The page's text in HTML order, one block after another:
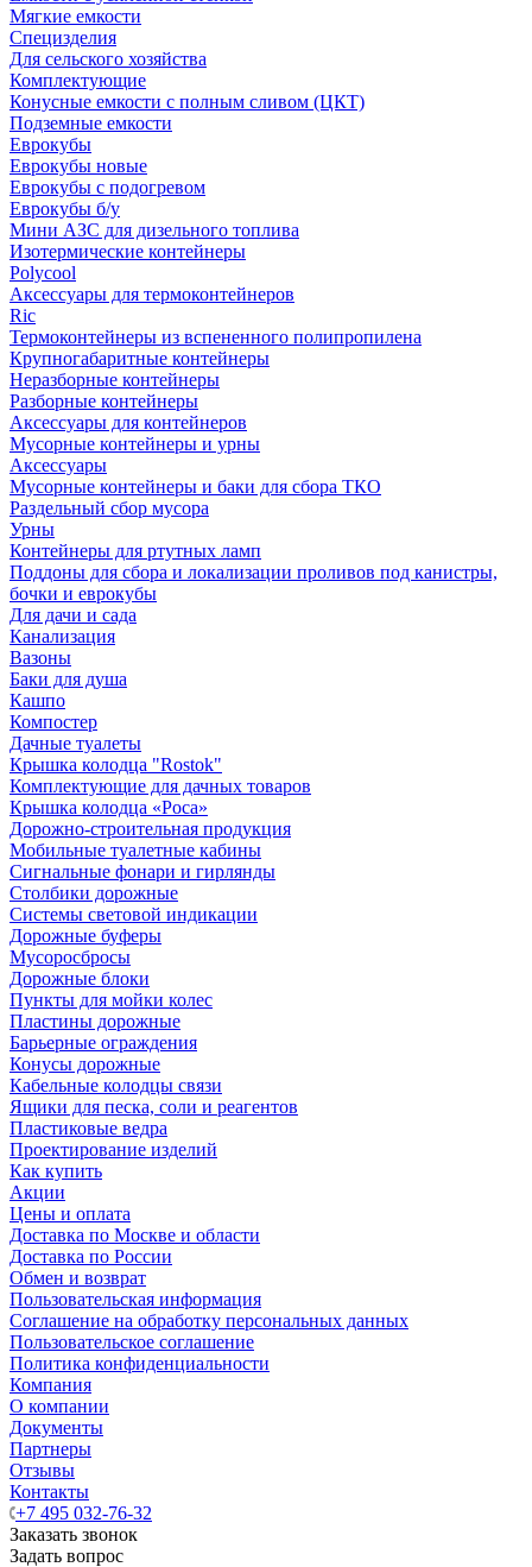
Мягкие емкости
Специзделия
Для сельского хозяйства
Комплектующие
Конусные емкости с полным сливом (ЦКТ)
Подземные емкости
Еврокубы
Еврокубы новые
Еврокубы с подогревом
Еврокубы б/у
Мини АЗС для дизельного топлива
Изотермические контейнеры
Polycool
Аксессуары для термоконтейнеров
Ric
Термоконтейнеры из вспененного полипропилена
Крупногабаритные контейнеры
Неразборные контейнеры
Разборные контейнеры
Аксессуары для контейнеров
Мусорные контейнеры и урны
Аксессуары
Мусорные контейнеры и баки для сбора ТКО
Раздельный сбор мусора
Урны
Контейнеры для ртутных ламп
Поддоны для сбора и локализации проливов под канистры,
бочки и еврокубы
Для дачи и сада
Канализация
Вазоны
Баки для душа
Кашпо
Компостер
Дачные туалеты
Крышка колодца "Rostok"
Комплектующие для дачных товаров
Крышка колодца «Роса»
Дорожно-строительная продукция
Мобильные туалетные кабины
Сигнальные фонари и гирлянды
Столбики дорожные
Системы световой индикации
Дорожные буферы
Мусоросбросы
Дорожные блоки
Пункты для мойки колес
Пластины дорожные
Барьерные ограждения
Конусы дорожные
Кабельные колодцы связи
Ящики для песка, соли и реагентов
Пластиковые ведра
Проектирование изделий
Как купить
Акции
Цены и оплата
Доставка по Москве и области
Доставка по России
Обмен и возврат
Пользовательская информация
Соглашение на обработку персональных данных
Пользовательское соглашение
Политика конфиденциальности
Компания
О компании
Документы
Партнеры
Отзывы
Контакты
+7 495 032-76-32
Заказать звонок
Задать вопрос